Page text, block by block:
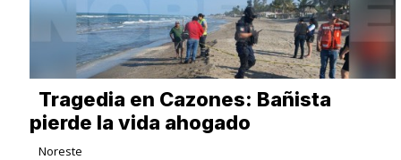
Tragedia en Cazones: Bañista
pierde la vida ahogado
Noreste